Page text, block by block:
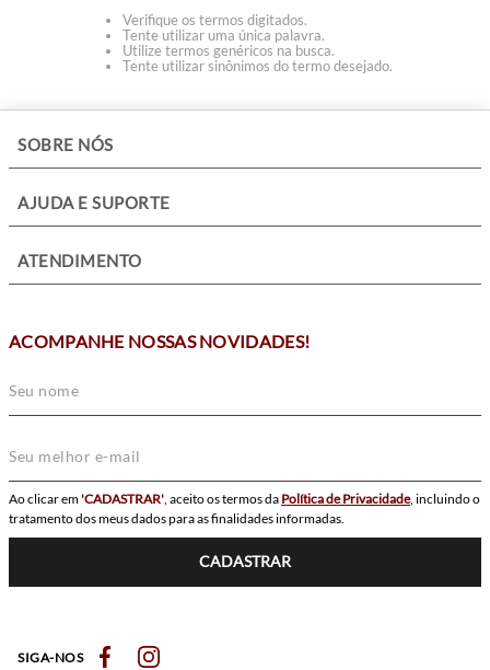
Verifique os termos digitados.
Tente utilizar uma única palavra.
Utilize termos genéricos na busca.
Tente utilizar sinônimos do termo desejado.
SOBRE NÓS
AJUDA E SUPORTE
ATENDIMENTO
ACOMPANHE NOSSAS NOVIDADES!
Ao clicar em'CADASTRAR', aceito os termos da Política de Privacidade, incluindo o
tratamento dos meus dados para as finalidades informadas.
CADASTRAR
SIGA-NOS